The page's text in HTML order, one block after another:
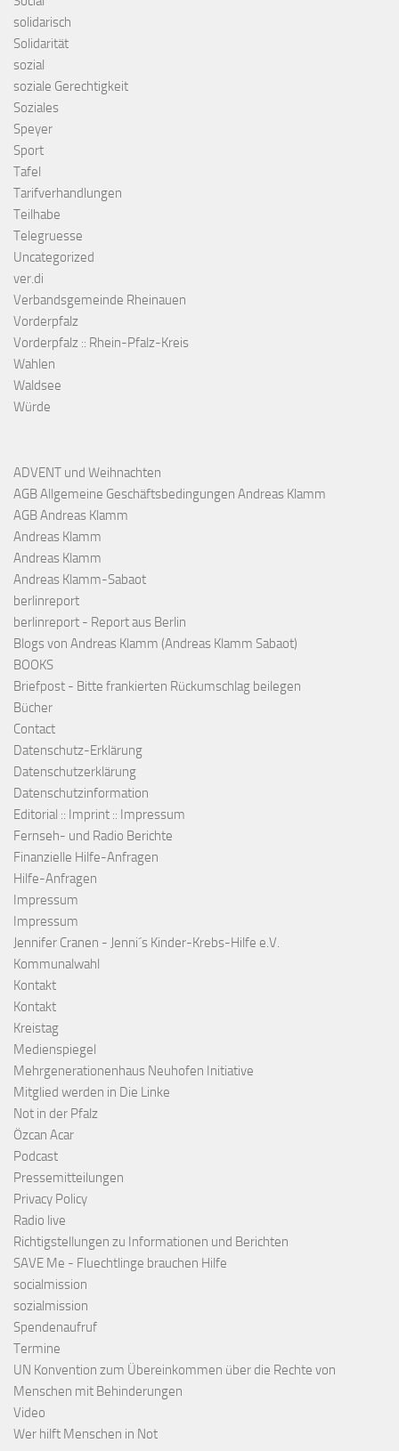
solidarisch
Solidarität
sozial
soziale Gerechtigkeit
Soziales
Speyer
Sport
Tafel
Tarifverhandlungen
Teilhabe
Telegruesse
Uncategorized
ver.di
Verbandsgemeinde Rheinauen
Vorderpfalz
Vorderpfalz :: Rhein-Pfalz-Kreis
Wahlen
Waldsee
Würde
ADVENT und Weihnachten
AGB Allgemeine Geschäftsbedingungen Andreas Klamm
AGB Andreas Klamm
Andreas Klamm
Andreas Klamm
Andreas Klamm-Sabaot
berlinreport
berlinreport - Report aus Berlin
Blogs von Andreas Klamm (Andreas Klamm Sabaot)
BOOKS
Briefpost - Bitte frankierten Rückumschlag beilegen
Bücher
Contact
Datenschutz-Erklärung
Datenschutzerklärung
Datenschutzinformation
Editorial :: Imprint :: Impressum
Fernseh- und Radio Berichte
Finanzielle Hilfe-Anfragen
Hilfe-Anfragen
Impressum
Impressum
Jennifer Cranen - Jenni´s Kinder-Krebs-Hilfe e.V.
Kommunalwahl
Kontakt
Kontakt
Kreistag
Medienspiegel
Mehrgenerationenhaus Neuhofen Initiative
Mitglied werden in Die Linke
Not in der Pfalz
Özcan Acar
Podcast
Pressemitteilungen
Privacy Policy
Radio live
Richtigstellungen zu Informationen und Berichten
SAVE Me - Fluechtlinge brauchen Hilfe
socialmission
sozialmission
Spendenaufruf
Termine
UN Konvention zum Übereinkommen über die Rechte von
Menschen mit Behinderungen
Video
Wer hilft Menschen in Not